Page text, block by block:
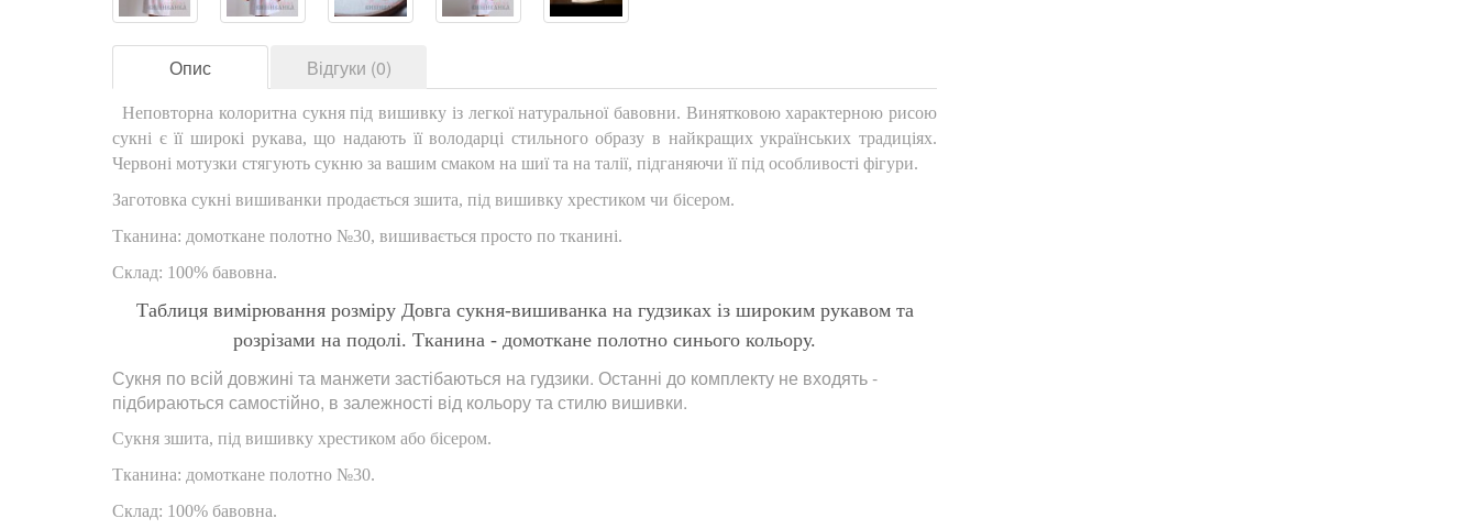
Опис Відгуки (0)
Неповторна колоритна сукня під вишивку із легкої натуральної бавовни. Винятковою характерною рисою
сукні є її широкі рукава, що надають її володарці стильного образу в найкращих українських традиціях.
Червоні мотузки стягують сукню за вашим смаком на шиї та на талії, підганяючи її під особливості фігури.
Заготовка сукні вишиванки продається зшита, під вишивку хрестиком чи бісером.
Тканина: домоткане полотно №30, вишивається просто по тканині.
Склад: 100% бавовна.
Таблиця вимірювання розміру Довга сукня-вишиванка на гудзиках із широким рукавом та
розрізами на подолі. Тканина - домоткане полотно синього кольору.
Сукня по всій довжині та манжети застібаються на гудзики. Останні до комплекту не входять -
підбираються самостійно, в залежності від кольору та стилю вишивки.
Сукня зшита, під вишивку хрестиком або бісером.
Тканина: домоткане полотно №30.
Склад: 100% бавовна.